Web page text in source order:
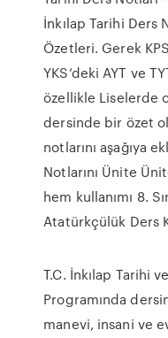
İnkılap Tarihi Ders
Özetleri. Gerek
YKS‘deki AYT ve
özellikle Liselerde
dersinde bir özet
notlarını aşağıya
Notlarını Ünite
hem kullanımı 8.
Atatürkçülük Ders
T.C. İnkılap Tarihi
Programında
manevi, insani ve